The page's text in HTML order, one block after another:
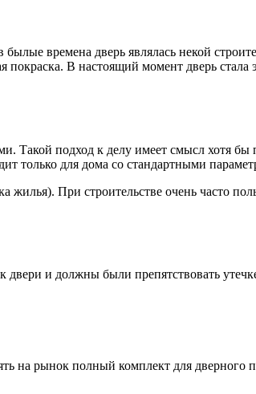
времена дверь являлась некой
В настоящий момент дверь стала
подход к делу имеет смысл хотя бы
только для дома со стандартными
жилья). При строительстве очень часто
и должны были препятствовать
на рынок полный комплект для